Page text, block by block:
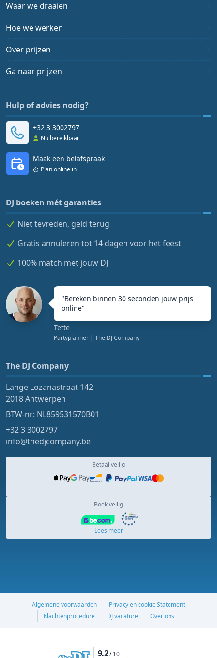
Waar we draaien
Hoe we werken
Over prijzen
Ga naar prijzen
Hulp of advies nodig?
+32 3 3002797
Nu bereikbaar
Maak een belafspraak
Plan online in
DJ boeken mét garanties
Niet tevreden, geld terug
Gratis annuleren tot 14 dagen voor het feest
100% match met jouw DJ
"Bereken binnen 30 seconden jouw prijs
online"
Tette
Partyplanner | The DJ Company
The DJ Company
Lange Lozanastraat 142
2018 Antwerpen
BTW-nr: NL859531570B01
+32 3 3002797
info@thedjcompany.be
Betaal veilig
Boek veilig
Lees meer
Algemene voorwaarden
Privacy en cookie Statement
Klachtenprocedure
DJ vacature Over ons
9.2/ 10